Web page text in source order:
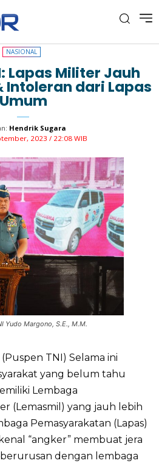
NASIONAL
Lapas Militer Jauh
Intoleran dari Lapas
Umum
Hendrik Sugara
2023 / 22:08 WIB
Yudo Margono, S.E., M.M.
(Puspen TNI) Selama ini
yang belum tahu
Lembaga
(Lemasmil) yang jauh lebih
Pemasyarakatan (Lapas)
“angker” membuat jera
dengan lembaga